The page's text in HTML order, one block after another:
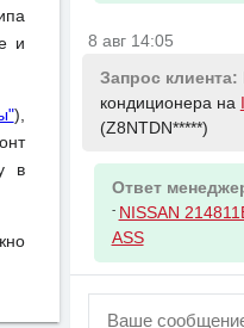
и
),
в
8 авг 14:05
Запрос клиента:
кондиционера на
(Z8NTDN*****)
Ответ
- NISSAN
ASS
ВНИМАНИЕ!